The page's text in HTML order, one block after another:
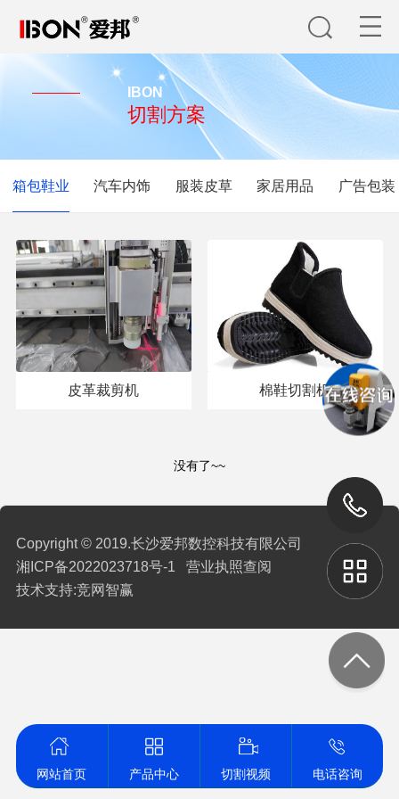
IBON
切割方案
箱包鞋业 汽车内饰 服装皮草 家居用品 广告包装
皮革裁剪机 棉鞋切割机
没有了~~
网站首页 产品中心 切割视频 电话咨询
Copyright © 2019.长沙爱邦数控科技有限公司
湘ICP备2022023718号-1
营业执照查阅
技术支持:竞网智赢